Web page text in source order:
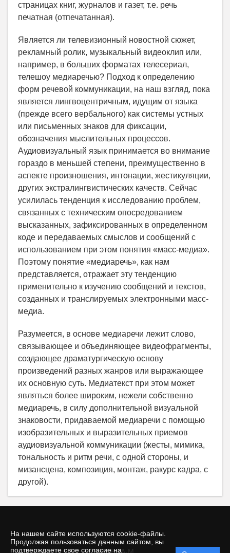
На нашем сайте используются cookie-файлы.
Продолжая пользоваться данным сайтом, вы
подтверждаете свое согласие на
страницах книг, журналов и газет, т.е. речь
печатная (отпечатанная).
Является ли телевизионный новостной сюжет,
рекламный ролик, музыкальный видеоклип или,
например, в больших форматах телесериал,
телешоу медиаречью? Подход к определению
форм речевой коммуникации, на наш взгляд, пока
является лингвоцентричным, идущим от языка
(прежде всего вербального) как системы устных
или письменных знаков для фиксации,
обозначения мыслительных процессов.
Аудиовизуальный язык принимается во внимание
гораздо в меньшей степени, преимущественно в
аспекте произношения, интонации, жестикуляции,
других экстралингвистических качеств. Сейчас
усилилась тенденция к исследованию проблем,
связанных с техническим опосредованием
высказанных, зафиксированных в определенном
коде и передаваемых смыслов и сообщений с
использованием при этом понятия «масс-медиа».
Поэтому понятие «медиаречь», как нам
представляется, отражает эту тенденцию
применительно к изучению сообщений и текстов,
созданных и транслируемых электронными масс-
медиа.
Разумеется, в основе медиаречи лежит слово,
связывающее и объединяющее видеофрагменты,
создающее драматургическую основу
произведений разных жанров или выражающее
их основную суть. Медиатекст при этом может
являться более широким, нежели собственно
медиаречь, в силу дополнительной визуальной
знаковости, придаваемой медиаречи с помощью
изобразительных и выразительных приемов
аудиовизуальной коммуникации (жесты, мимика,
тональность и ритм речи, с одной стороны, и
мизансцена, композиция, монтаж, ракурс кадра, с
другой).